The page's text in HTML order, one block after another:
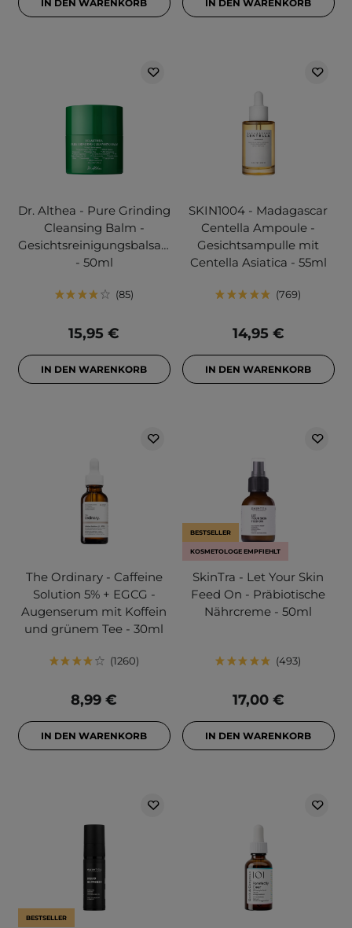
IN DEN WARENKORB IN DEN WARENKORB
Dr. Althea - Pure Grinding
Cleansing Balm -
Gesichtsreinigungsbalsam
- 50ml
85
15,95 €
IN DEN WARENKORB
SKIN1004 - Madagascar
Centella Ampoule -
Gesichtsampulle mit
Centella Asiatica - 55ml
769
14,95 €
IN DEN WARENKORB
The Ordinary - Caffeine
Solution 5% + EGCG -
Augenserum mit Koffein
und grünem Tee - 30ml
1260
8,99 €
IN DEN WARENKORB
BESTSELLER
KOSMETOLOGE EMPFIEHLT
SkinTra - Let Your Skin
Feed On - Präbiotische
Nährcreme - 50ml
493
17,00 €
IN DEN WARENKORB
BESTSELLER